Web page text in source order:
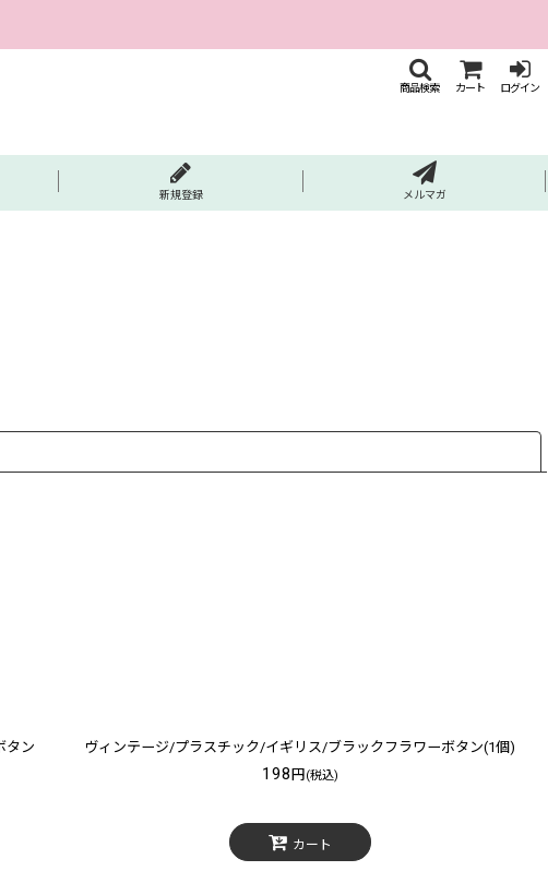
商品検索 カート ログイン
新規登録 メルマガ
タン
ヴィンテージ/プラスチック/イギリス/ブラックフラワーボタン(1個)
198 円 (税込)
カート